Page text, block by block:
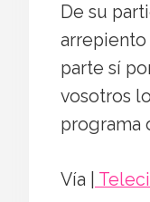
De su
parte sí
vosotros
programa
Vía |